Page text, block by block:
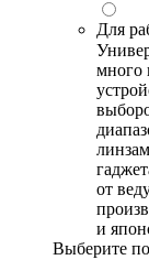
Для
много
от
и
Выберите